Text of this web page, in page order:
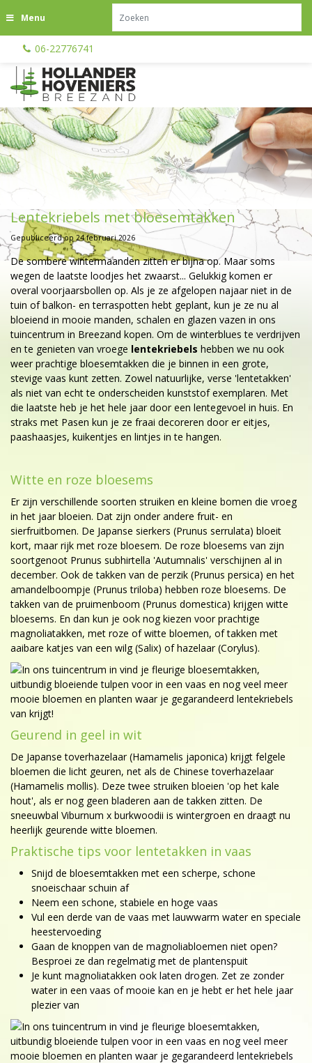
n
o
n
t
e
n
Menu
06-22776741
Lentekriebels met bloesemtakken
Gepubliceerd op 24 februari 2026
De sombere wintermaanden zitten er bijna op. Maar soms
wegen de laatste loodjes het zwaarst... Gelukkig komen er
overal voorjaarsbollen op. Als je ze afgelopen najaar niet in de
tuin of balkon- en terraspotten hebt geplant, kun je ze nu al
bloeiend in mooie manden, schalen en glazen vazen in ons
tuincentrum in Breezand kopen. Om de winterblues te verdrijven
en te genieten van vroege lentekriebels hebben we nu ook
weer prachtige bloesemtakken die je binnen in een grote,
stevige vaas kunt zetten. Zowel natuurlijke, verse 'lentetakken'
als niet van echt te onderscheiden kunststof exemplaren. Met
die laatste heb je het hele jaar door een lentegevoel in huis. En
straks met Pasen kun je ze fraai decoreren door er eitjes,
paashaasjes, kuikentjes en lintjes in te hangen.
Witte en roze bloesems
Er zijn verschillende soorten struiken en kleine bomen die vroeg
in het jaar bloeien. Dat zijn onder andere fruit- en
sierfruitbomen. De Japanse sierkers (Prunus serrulata) bloeit
kort, maar rijk met roze bloesem. De roze bloesems van zijn
soortgenoot Prunus subhirtella 'Autumnalis' verschijnen al in
december. Ook de takken van de perzik (Prunus persica) en het
amandelboompje (Prunus triloba) hebben roze bloesems. De
takken van de pruimenboom (Prunus domestica) krijgen witte
bloesems. En dan kun je ook nog kiezen voor prachtige
magnoliatakken, met roze of witte bloemen, of takken met
aaibare katjes van een wilg (Salix) of hazelaar (Corylus).
Geurend in geel in wit
De Japanse toverhazelaar (Hamamelis japonica) krijgt felgele
bloemen die licht geuren, net als de Chinese toverhazelaar
(Hamamelis mollis). Deze twee struiken bloeien 'op het kale
hout', als er nog geen bladeren aan de takken zitten. De
sneeuwbal Viburnum x burkwoodii is wintergroen en draagt nu
heerlijk geurende witte bloemen.
Praktische tips voor lentetakken in vaas
Snijd de bloesemtakken met een scherpe, schone
snoeischaar schuin af
Neem een schone, stabiele en hoge vaas
Vul een derde van de vaas met lauwwarm water en speciale
heestervoeding
Gaan de knoppen van de magnoliabloemen niet open?
Besproei ze dan regelmatig met de plantenspuit
Je kunt magnoliatakken ook laten drogen. Zet ze zonder
water in een vaas of mooie kan en je hebt er het hele jaar
plezier van